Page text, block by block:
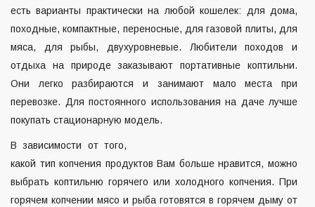
есть варианты практически на любой кошелек: для дома,
походные, компактные, переносные, для газовой плиты, для
мяса, для рыбы, двухуровневые. Любители походов и
отдыха на природе заказывают портативные коптильни.
Они легко разбираются и занимают мало места при
перевозке. Для постоянного использования на даче лучше
покупать стационарную модель.
В зависимости от того,
какой тип копчения продуктов Вам больше нравится, можно
выбрать коптильню горячего или холодного копчения. При
горячем копчении мясо и рыба готовятся в горячем дыму от